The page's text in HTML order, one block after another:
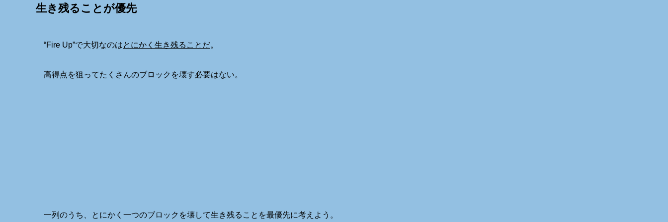
生き残ることが優先
“Fire Up”で大切なのはとにかく生き残ることだ。
高得点を狙ってたくさんのブロックを壊す必要はない。
一列のうち、とにかく一つのブロックを壊して生き残ることを最優先に考えよう。